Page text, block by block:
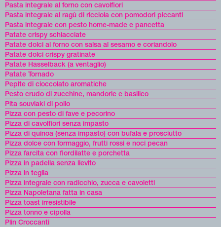
Pasta integrale al forno con cavolfiori
Pasta integrale al ragù di ricciola con pomodori piccanti
Pasta integrale con pesto home-made e pancetta
Patate crispy schiacciate
Patate dolci al forno con salsa al sesamo e coriandolo
Patate dolci crispy gratinate
Patate Hasselback (a ventaglio)
Patate Tornado
Pepite di cioccolato aromatiche
Pesto crudo di zucchine, mandorle e basilico
Pita souvlaki di pollo
Pizza con pesto di fave e pecorino
Pizza di cavolfiori senza impasto
Pizza di quinoa (senza impasto) con bufala e prosciutto
Pizza dolce con formaggio, frutti rossi e noci pecan
Pizza farcita con fiordilatte e porchetta
Pizza in padella senza lievito
Pizza in teglia
Pizza integrale con radicchio, zucca e cavoletti
Pizza Napoletana fatta in casa
Pizza toast irresistibile
Pizza tonno e cipolla
Plin Croccanti